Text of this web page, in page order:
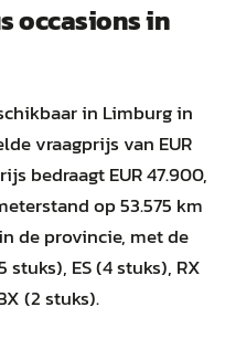
occasions in
in Limburg in
vraagprijs van EUR
bedraagt EUR 47.900,
op 53.575 km
de provincie, met de
ES (4 stuks), RX
(2 stuks).